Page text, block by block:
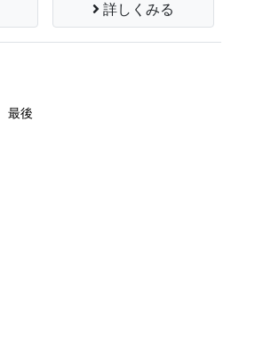
詳しくみる
最後